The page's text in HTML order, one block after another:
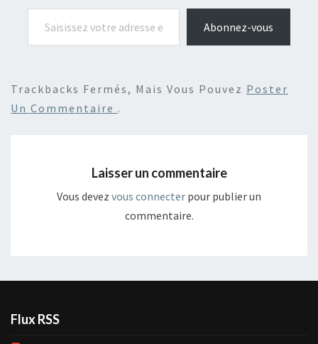
Saisissez votre adresse e-mail…
Abonnez-vous
Trackbacks Fermés, Mais Vous Pouvez Poster
Un Commentaire .
Laisser un commentaire
Vous devez vous connecter pour publier un
commentaire.
Flux RSS